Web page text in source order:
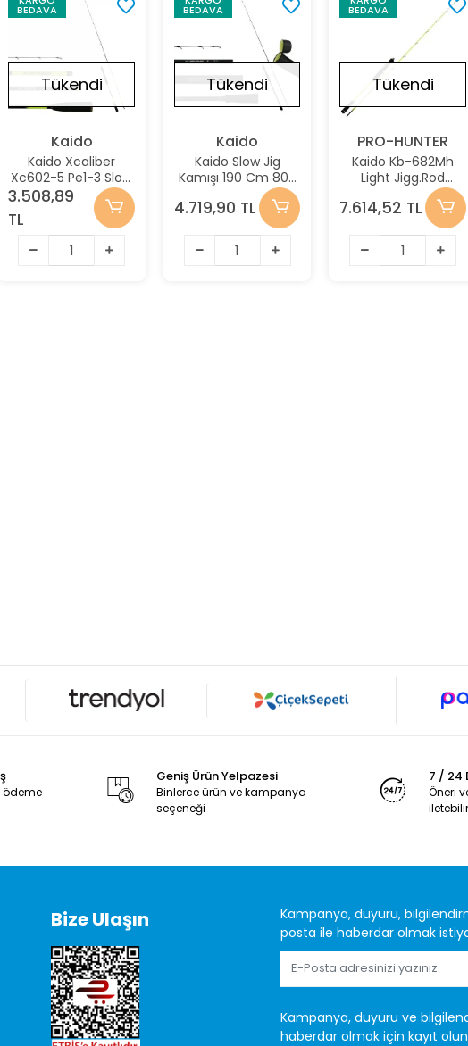
BEDAVA Stokta Yok
Tükendi
Kaido
Kaido Xcaliber
Xc602-5 Pe1-3 Slow
Jig Kamışı 190Cm
60-280Gr
3.508,89
TL
BEDAVA Stokta Yok
Tükendi
Kaido
Kaido Slow Jig
Kamışı 190 Cm 80-
150Gr Pe 2-3
Tetiksiz
4.719,90 TL
BEDAVA Stokta
Tükendi
PRO-HUNTER
Kaido Kb-682Mh
Light Jigg.Rod
Casting Chartreuse
Jig Kamışı
7.614,52 TL
ödeme
Geniş Ürün Yelpazesi
Binlerce ürün ve kampanya
seçeneği
7 / 24
Öneri
Bize Ulaşın
Kampanya, duyuru,
posta ile haberdar olmak
Kampanya, duyuru ve
haberdar olmak için kayıt